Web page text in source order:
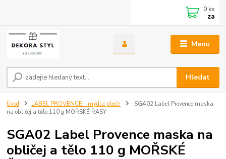
Menu
Hledat
0 ks
za
Úvod LABEL PROVENCE - mýdla plech
SGA02 Label Provence maska
na obličej a tělo 110 g MOŘSKÉ ŘASY
SGA02 Label Provence maska na
obličej a tělo 110 g MOŘSKÉ